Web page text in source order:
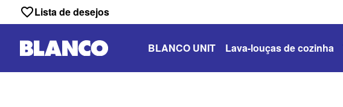
Lista de desejos
BLANCO UNIT Lava-louças de cozinha